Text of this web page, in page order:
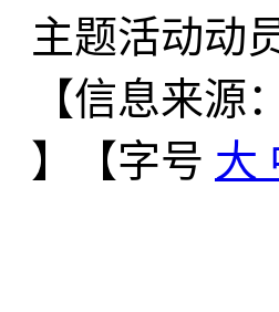
主题活动动
【信息来源：
】【字号 大